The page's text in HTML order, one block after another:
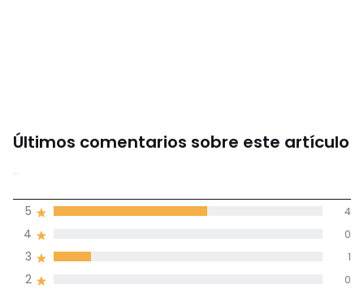
Últimos comentarios sobre este artículo
3,6
2 0
3 1
4 0
5 4